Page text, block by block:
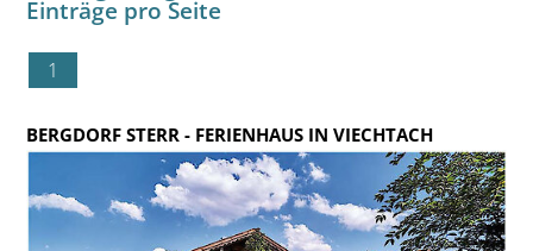
Einträge pro Seite
1
BERGDORF STERR - FERIENHAUS IN VIECHTACH